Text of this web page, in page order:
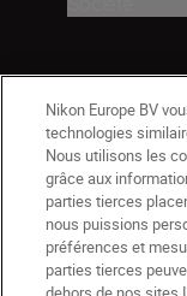
Nikon Europe BV
technologies
Nous utilisons les
grâce aux
parties tierces
nous puissions
préférences et
parties tierces